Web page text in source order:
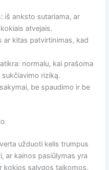
iš anksto sutariama, ar
atvejais.
ar kitas patvirtinimas, kad
normalu, kai prašoma
riziką.
be spaudimo ir be
užduoti kelis trumpus
ar kainos pasiūlymas yra
kokios sąlygos taikomos.